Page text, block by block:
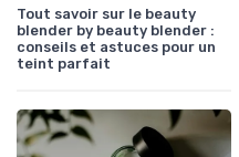
Tout savoir sur le beauty
blender by beauty blender :
conseils et astuces pour un
teint parfait